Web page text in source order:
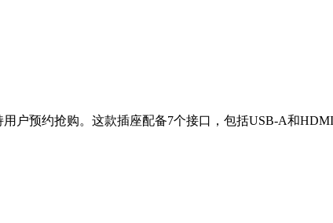
户预约抢购。这款插座配备7个接口，包括USB-A和